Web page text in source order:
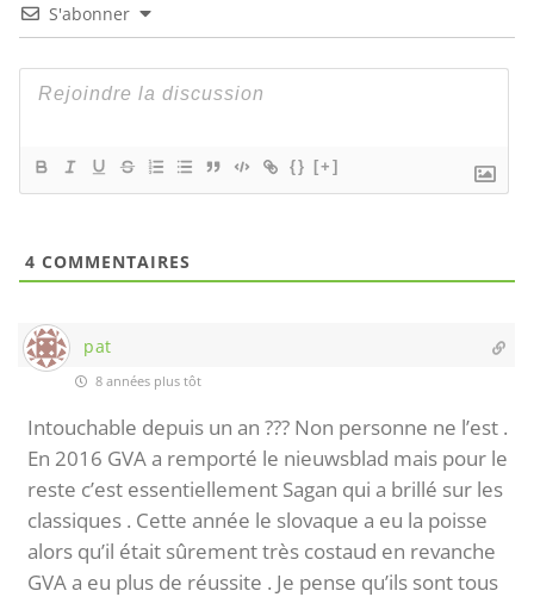
S'abonner
{} [+]
4 COMMENTAIRES
pat
8 années plus tôt
Intouchable depuis un an ??? Non personne ne l’est .
En 2016 GVA a remporté le nieuwsblad mais pour le
reste c’est essentiellement Sagan qui a brillé sur les
classiques . Cette année le slovaque a eu la poisse
alors qu’il était sûrement très costaud en revanche
GVA a eu plus de réussite . Je pense qu’ils sont tous